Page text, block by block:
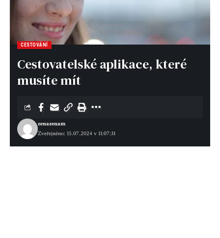
CESTOVÁNÍ
Cestovatelské aplikace, které
musíte mít
Zveřejněno: 15.07.2024 v 11:07:31
zenazenam